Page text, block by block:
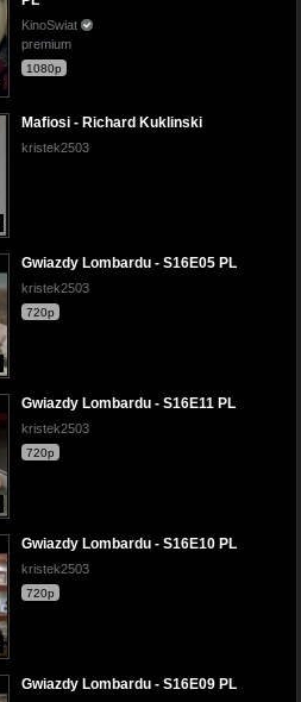
KinoSwiat
premium
1080p
Mafiosi - Richard Kuklinski
kristek2503
Gwiazdy Lombardu - S16E05 PL
kristek2503
720p
Gwiazdy Lombardu - S16E11 PL
kristek2503
720p
Gwiazdy Lombardu - S16E10 PL
kristek2503
720p
Gwiazdy Lombardu - S16E09 PL